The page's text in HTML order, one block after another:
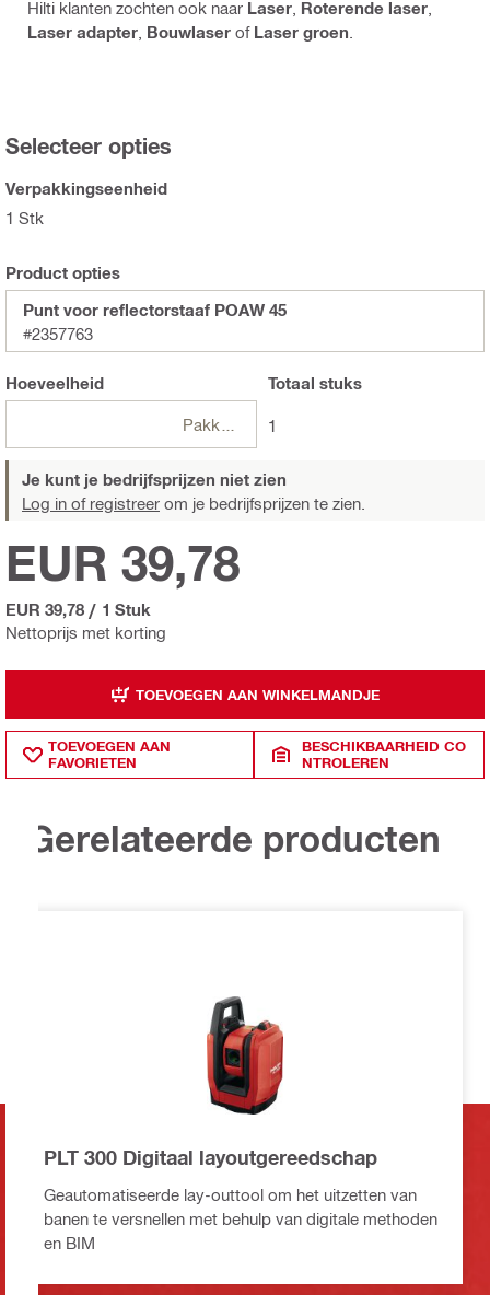
Hilti klanten zochten ook naar Laser Roterende laser
Laser adapter Bouwlaser of Laser groen
Selecteer opties
Verpakkingseenheid
1 Stk
Product opties
Punt voor reflectorstaaf POAW 45
#2357763
Hoeveelheid
Pakketten
Totaal stuks
1
Je kunt je bedrijfsprijzen niet zien
Log in of registreer om je bedrijfsprijzen te zien.
Nettoprijs met korting
EUR 39,78
EUR 39,78 / 1 Stuk
TOEVOEGEN AAN WINKELMANDJE
TOEVOEGEN AAN
FAVORIETEN
BESCHIKBAARHEID CO
NTROLEREN
Gerelateerde producten
PLT 300 Digitaal layoutgereedschap
Geautomatiseerde lay-outtool om het uitzetten van
banen te versnellen met behulp van digitale methoden
en BIM